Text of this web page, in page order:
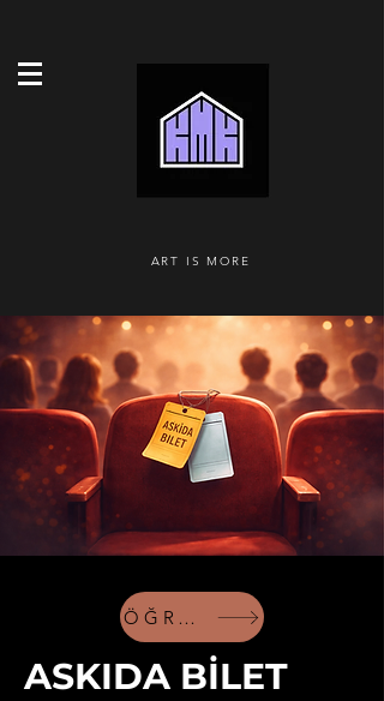
ART IS MORE
ÖĞRENCİ KATILIMI İÇİN
ASKIDA BİLET